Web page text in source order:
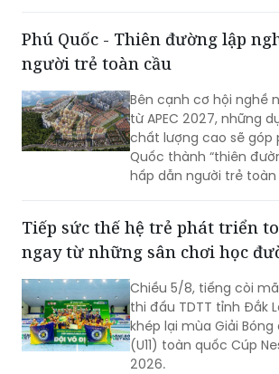
tỷ lệ đối với phần lợi
hoạch.
Phú Quốc - Thiên đường lập
người trẻ toàn cầu
Bên cạnh cơ hội nghề
từ APEC 2027, những
chất lượng cao sẽ góp
Quốc thành “thiên
hấp dẫn người trẻ toàn
Tiếp sức thế hệ trẻ phát triển
ngay từ những sân chơi học
Chiều 5/8, tiếng còi
thi đấu TDTT tỉnh Đắk
khép lại mùa Giải Bóng
(U11) toàn quốc Cúp
2026.